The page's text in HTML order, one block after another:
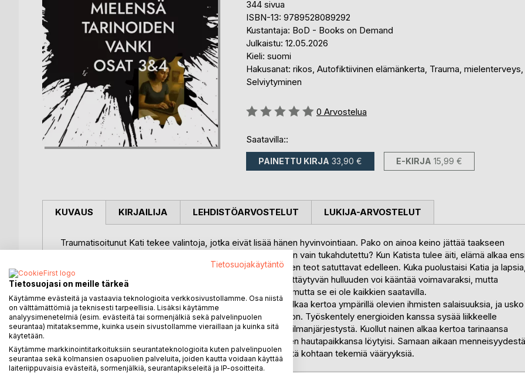
344 sivua
ISBN-13: 9789528089292
Kustantaja: BoD - Books on Demand
Julkaistu: 12.05.2026
Kieli: suomi
Hakusanat: rikos, Autofiktiivinen elämänkerta, Trauma, mielenterveys,
Selviytyminen
Arvostelu::
0 Arvostelua
Saatavilla::
PAINETTU KIRJA 33,90 € E-KIRJA 15,99 €
KUVAUS
Traumatisoitunut Kati tekee valintoja, jotka eivät lisää hänen hyvinvointiaan. Pako on ainoa keino jättää taakseen
kaikki koettu vääryys. Mutta voiko hyvä voittaa, jos paha on vain tukahdutettu? Kun Katista tulee äiti, elämä alkaa
kertaa tuntua hyvältä, mutta menneisyyden varjot ja miesten teot satuttavat edelleen. Kuka puolustaisi Katia ja
ellei Kati itse? Hän oivaltaa, että yhteiskunnan silmissä näyttäytyvän hulluuden voi kääntää voimavaraksi, mutta
kaikkea tiedettyä ei voi paljastaa. Totuus on ainoa suunta, mutta se ei ole kaikkien saatavilla.
Katin saama hoito muuttaa kaiken. Traumatisoitunut mieli alkaa kertoa ympärillä olevien ihmisten salaisuuksia, ja usko
tuonpuoleiseen vahvistuu, kun Kati aistii kuolleiden läsnäolon. Työskentely energioiden kanssa sysää liikkeelle
muutoksen, joka horjuttaa niin Katin elämää kuin koko maailmanjärjestystä. Kuollut nainen alkaa kertoa tarinaansa
Katin kautta. Kati kirjoittaa, jotta nainen saisi rauhan ja hänen hautapaikkansa löytyisi. Samaan aikaan menneisyydestä
nousee uhka; Miehet, jotka eivät ole unohtaneet, Katin heitä kohtaan tekemiä vääryyksiä.
KIRJAILIJA LEHDISTÖARVOSTELUT LUKIJA-ARVOSTELUT
Tietosuojakäytäntö
Tietosuojasi on meille tärkeä
Käytämme evästeitä ja vastaavia teknologioita verkkosivustollamme. Osa niistä
on välttämättömiä ja teknisesti tarpeellisia. Lisäksi käytämme
analyysimenetelmiä (esim. evästeitä tai sormenjälkiä sekä palvelinpuolen
seurantaa) mitataksemme, kuinka usein sivustollamme vieraillaan ja kuinka sitä
käytetään.
Käytämme markkinointitarkoituksiin seurantateknologioita kuten palvelinpuolen
seurantaa sekä kolmansien osapuolien palveluita, joiden kautta voidaan käyttää
laiteriippuvaisia evästeitä, sormenjälkiä, seurantapikseleitä ja IP-osoitteita.